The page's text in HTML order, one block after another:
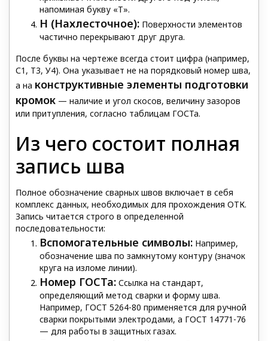
напоминая букву «Т».
Н (Нахлесточное): Поверхности элементов
частично перекрывают друг друга.
После буквы на чертеже всегда стоит цифра (например,
С1, Т3, У4). Она указывает не на порядковый номер шва,
а на конструктивные элементы подготовки
кромок — наличие и угол скосов, величину зазоров
или притупления, согласно таблицам ГОСТа.
Из чего состоит полная
запись шва
Полное обозначение сварных швов включает в себя
комплекс данных, необходимых для прохождения ОТК.
Запись читается строго в определенной
последовательности:
Вспомогательные символы: Например,
обозначение шва по замкнутому контуру (значок
круга на изломе линии).
Номер ГОСТа: Ссылка на стандарт,
определяющий метод сварки и форму шва.
Например, ГОСТ 5264-80 применяется для ручной
сварки покрытыми электродами, а ГОСТ 14771-76
— для работы в защитных газах.